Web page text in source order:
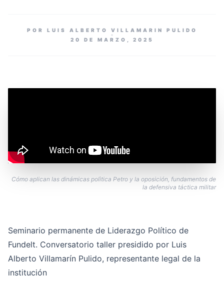
POR LUIS ALBERTO VILLAMARIN PULIDO
20 DE MARZO, 2025
Cómo aplican las dinámicas polìtica Petro y la oposición, fundamentos de
la defensiva táctica militar
Seminario permanente de Liderazgo Político de
Fundelt. Conversatorio taller presidido por Luis
Alberto Villamarín Pulido, representante legal de la
institución